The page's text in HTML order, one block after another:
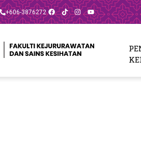
+606-3876272